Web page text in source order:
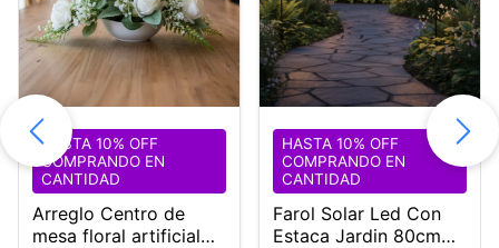
Arreglo Centro de
mesa floral artificial
HASTA 10% OFF
COMPRANDO EN
CANTIDAD
Farol Solar Led Con
Estaca Jardin 80cm
HASTA 10% OFF
COMPRANDO EN
CANTIDAD